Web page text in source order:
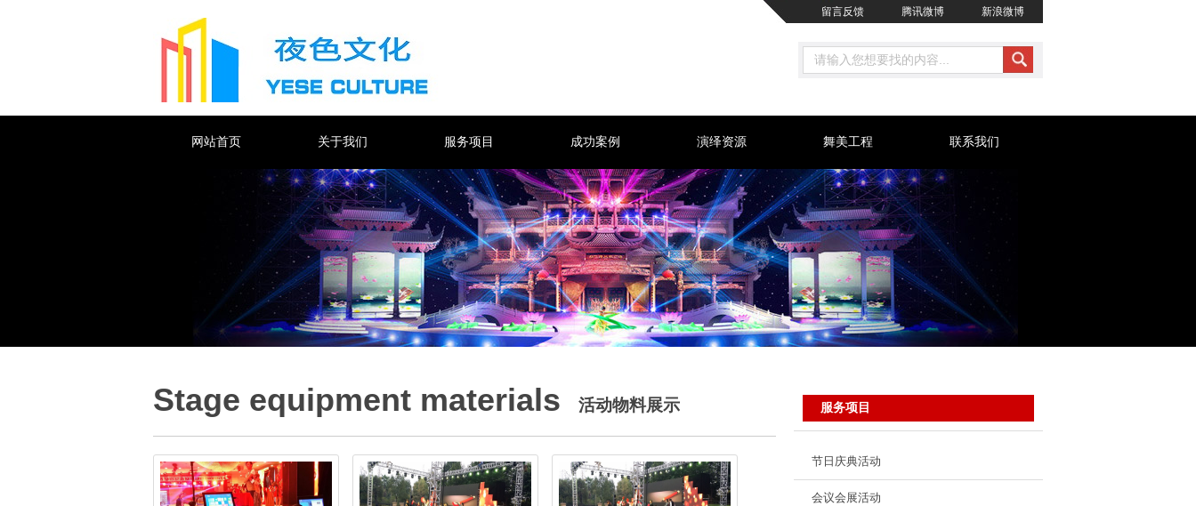
留言反馈 腾讯微博 新浪微博
网站首页 关于我们 服务项目 成功案例 演绎资源 舞美工程 联系我们
服务项目
节日庆典活动
会议会展活动
Stage equipment materials 活动物料展示